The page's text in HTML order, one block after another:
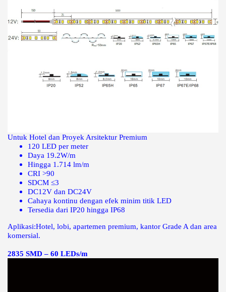
Untuk Hotel dan Proyek Arsitektur Premium
120 LED per meter
Daya 19.2W/m
Hingga 1.714 lm/m
CRI >90
SDCM ≤3
DC12V dan DC24V
Cahaya kontinu dengan efek minim titik LED
Tersedia dari IP20 hingga IP68
Aplikasi:Hotel, lobi, apartemen premium, kantor Grade A dan area
komersial.
2835 SMD – 60 LEDs/m